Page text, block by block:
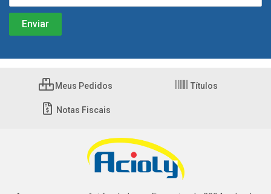
Meus Pedidos Títulos
Notas Fiscais